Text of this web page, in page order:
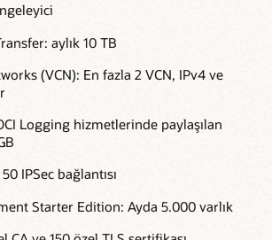
aylık 10 TB
(VCN): En fazla 2 VCN, IPv4 ve
Logging hizmetlerinde paylaşılan
IPSec bağlantısı
Starter Edition: Ayda 5.000 varlık